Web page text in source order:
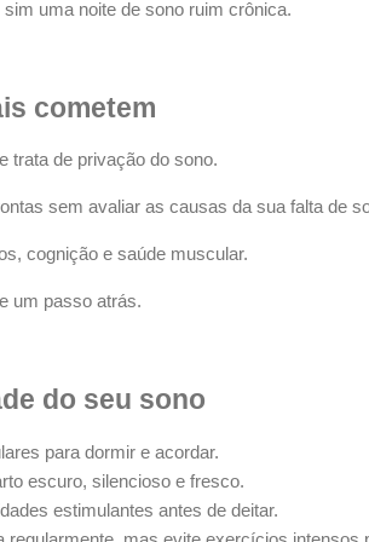
uma noite de sono ruim crônica.
cometem
trata de privação do sono.
sem avaliar as causas da sua falta de
cognição e saúde muscular.
um passo atrás.
do seu sono
para dormir e acordar.
escuro, silencioso e fresco.
estimulantes antes de deitar.